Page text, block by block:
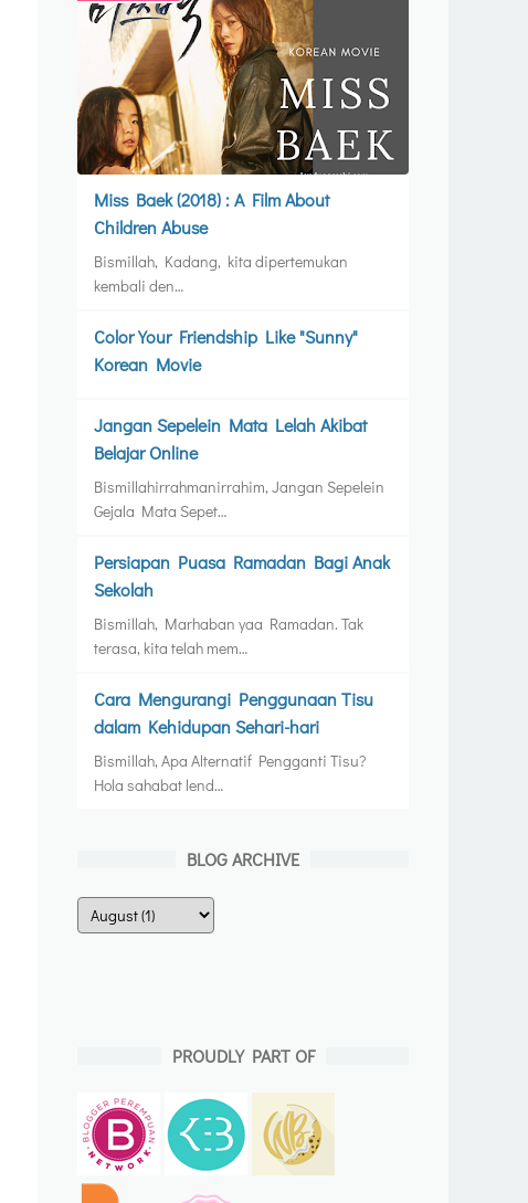
Miss Baek (2018) : A Film About
Children Abuse
Bismillah, Kadang, kita dipertemukan
kembali den…
Color Your Friendship Like "Sunny"
Korean Movie
Jangan Sepelein Mata Lelah Akibat
Belajar Online
Bismillahirrahmanirrahim, Jangan Sepelein
Gejala Mata Sepet…
Persiapan Puasa Ramadan Bagi Anak
Sekolah
Bismillah, Marhaban yaa Ramadan. Tak
terasa, kita telah mem…
Cara Mengurangi Penggunaan Tisu
dalam Kehidupan Sehari-hari
Bismillah, Apa Alternatif Pengganti Tisu?
Hola sahabat lend…
BLOG ARCHIVE
PROUDLY PART OF